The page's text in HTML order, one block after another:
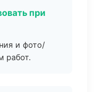
при
и фото/
работ.